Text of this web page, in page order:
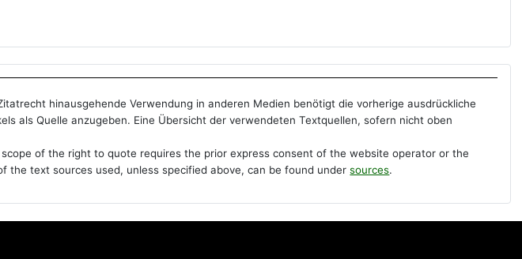
hinausgehende Verwendung in anderen Medien benötigt die vorherige ausdrückliche
als Quelle anzugeben. Eine Übersicht der verwendeten Textquellen, sofern nicht oben
of the right to quote requires the prior express consent of the website operator or the
the text sources used, unless specified above, can be found undersources.